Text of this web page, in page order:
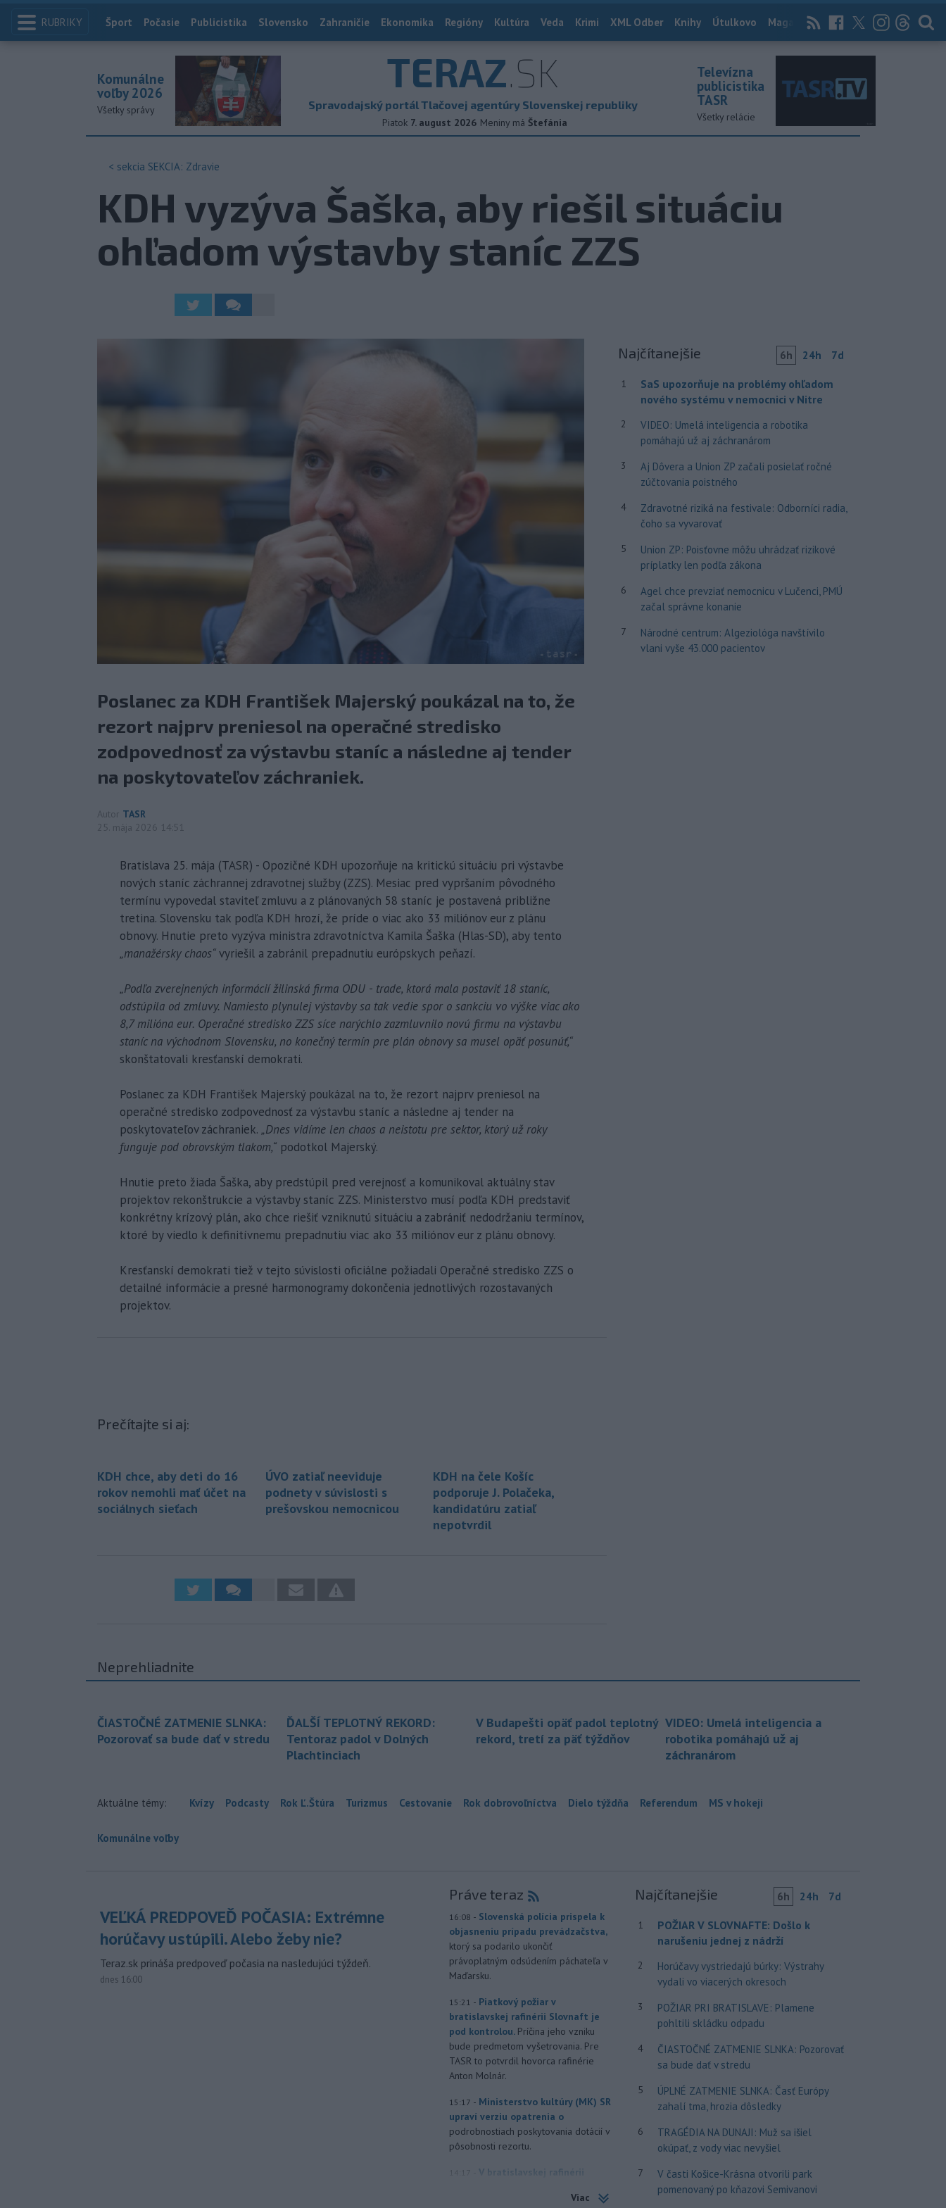
RUBRIKY Index
Šport Počasie Publicistika Slovensko Zahraničie Ekonomika Regióny Kultúra Veda Krimi XML Odber Knihy Útulkovo Magazín News Now Archív
TERAZ.SK
Spravodajský portál Tlačovej agentúry Slovenskej republiky
Piatok 7. august 2026 Meniny má Štefánia
Komunálne
voľby 2026
Všetky správy
Televízna
publicistika
TASR
Všetky relácie
< sekcia SEKCIA: Zdravie
KDH vyzýva Šaška, aby riešil situáciu
ohľadom výstavby staníc ZZS
Poslanec za KDH František Majerský poukázal na to, že
rezort najprv preniesol na operačné stredisko
zodpovednosť za výstavbu staníc a následne aj tender
na poskytovateľov záchraniek.
Autor TASR
25. mája 2026 14:51
Bratislava 25. mája (TASR) - Opozičné KDH upozorňuje na kritickú situáciu pri výstavbe
nových staníc záchrannej zdravotnej služby (ZZS). Mesiac pred vypršaním pôvodného
termínu vypovedal staviteľ zmluvu a z plánovaných 58 staníc je postavená približne
tretina. Slovensku tak podľa KDH hrozí, že príde o viac ako 33 miliónov eur z plánu
obnovy. Hnutie preto vyzýva ministra zdravotníctva Kamila Šaška (Hlas-SD), aby tento
„manažérsky chaos“vyriešil a zabránil prepadnutiu európskych peňazí.
„Podľa zverejnených informácií žilinská firma ODU - trade, ktorá mala postaviť 18 staníc,
odstúpila od zmluvy. Namiesto plynulej výstavby sa tak vedie spor o sankciu vo výške viac ako
8,7 milióna eur. Operačné stredisko ZZS síce narýchlo zazmluvnilo novú firmu na výstavbu
staníc na východnom Slovensku, no konečný termín pre plán obnovy sa musel opäť posunúť,“
skonštatovali kresťanskí demokrati.
Poslanec za KDH František Majerský poukázal na to, že rezort najprv preniesol na
operačné stredisko zodpovednosť za výstavbu staníc a následne aj tender na
poskytovateľov záchraniek. „Dnes vidíme len chaos a neistotu pre sektor, ktorý už roky
funguje pod obrovským tlakom,“ podotkol Majerský.
Hnutie preto žiada Šaška, aby predstúpil pred verejnosť a komunikoval aktuálny stav
projektov rekonštrukcie a výstavby staníc ZZS. Ministerstvo musí podľa KDH predstaviť
konkrétny krízový plán, ako chce riešiť vzniknutú situáciu a zabrániť nedodržaniu termínov,
ktoré by viedlo k definitívnemu prepadnutiu viac ako 33 miliónov eur z plánu obnovy.
Kresťanskí demokrati tiež v tejto súvislosti oficiálne požiadali Operačné stredisko ZZS o
detailné informácie a presné harmonogramy dokončenia jednotlivých rozostavaných
projektov.
Prečítajte si aj:
KDH chce, aby deti do 16
rokov nemohli mať účet na
sociálnych sieťach
ÚVO zatiaľ neeviduje
podnety v súvislosti s
prešovskou nemocnicou
KDH na čele Košíc
podporuje J. Polačeka,
kandidatúru zatiaľ
nepotvrdil
Najčítanejšie 6h 24h 7d
1
SaS upozorňuje na problémy ohľadom
nového systému v nemocnici v Nitre
2
VIDEO: Umelá inteligencia a robotika
pomáhajú už aj záchranárom
3
Aj Dôvera a Union ZP začali posielať ročné
zúčtovania poistného
4
Zdravotné riziká na festivale: Odborníci radia,
čoho sa vyvarovať
5
Union ZP: Poisťovne môžu uhrádzať rizikové
príplatky len podľa zákona
6
Agel chce prevziať nemocnicu v Lučenci, PMÚ
začal správne konanie
7
Národné centrum: Algeziológa navštívilo
vlani vyše 43.000 pacientov
Neprehliadnite
ČIASTOČNÉ ZATMENIE SLNKA:
Pozorovať sa bude dať v stredu
ĎALŠÍ TEPLOTNÝ REKORD:
Tentoraz padol v Dolných
Plachtinciach
V Budapešti opäť padol teplotný
rekord, tretí za päť týždňov
VIDEO: Umelá inteligencia a
robotika pomáhajú už aj
záchranárom
Aktuálne témy: Kvízy Podcasty Rok Ľ.Štúra Turizmus Cestovanie Rok dobrovoľníctva Dielo týždňa Referendum MS v hokeji
Komunálne voľby
VEĽKÁ PREDPOVEĎ POČASIA: Extrémne
horúčavy ustúpili. Alebo žeby nie?
Teraz.sk prináša predpoveď počasia na nasledujúci týždeň.
dnes 16:00
Práve teraz
16:08 - Slovenská polícia prispela k
objasneniu prípadu prevádzačstva,
ktorý sa podarilo ukončiť
právoplatným odsúdením páchateľa v
Maďarsku.
15:21 - Piatkový požiar v
bratislavskej rafinérii Slovnaft je
pod kontrolou. Príčina jeho vzniku
bude predmetom vyšetrovania. Pre
TASR to potvrdil hovorca rafinérie
Anton Molnár.
15:17 - Ministerstvo kultúry (MK) SR
upraví verziu opatrenia o
podrobnostiach poskytovania dotácií v
pôsobnosti rezortu.
V bratislavskej rafinérii
TASR o tom informovala
Viac
Najčítanejšie 6h 24h 7d
1
POŽIAR V SLOVNAFTE: Došlo k
narušeniu jednej z nádrží
2
Horúčavy vystriedajú búrky: Výstrahy
vydali vo viacerých okresoch
3
POŽIAR PRI BRATISLAVE: Plamene
pohltili skládku odpadu
4
ČIASTOČNÉ ZATMENIE SLNKA: Pozorovať
sa bude dať v stredu
5
ÚPLNÉ ZATMENIE SLNKA: Časť Európy
zahalí tma, hrozia dôsledky
6
TRAGÉDIA NA DUNAJI: Muž sa išiel
okúpať, z vody viac nevyšiel
7
V časti Košice-Krásna otvorili park
pomenovaný po kňazovi Semivanovi